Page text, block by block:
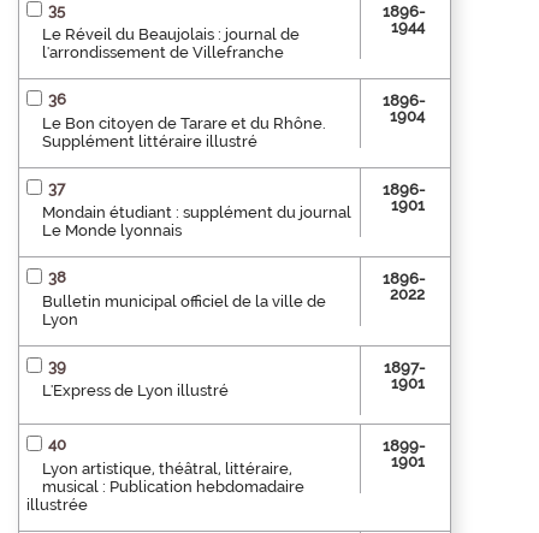
35
Le Réveil du Beaujolais : journal de
l'arrondissement de Villefranche
1896-
1944
36
Le Bon citoyen de Tarare et du Rhône.
Supplément littéraire illustré
1896-
1904
37
Mondain étudiant : supplément du journal
Le Monde lyonnais
1896-
1901
38
Bulletin municipal officiel de la ville de
Lyon
1896-
2022
39
L'Express de Lyon illustré
1897-
1901
40
Lyon artistique, théâtral, littéraire,
musical : Publication hebdomadaire
illustrée
1899-
1901